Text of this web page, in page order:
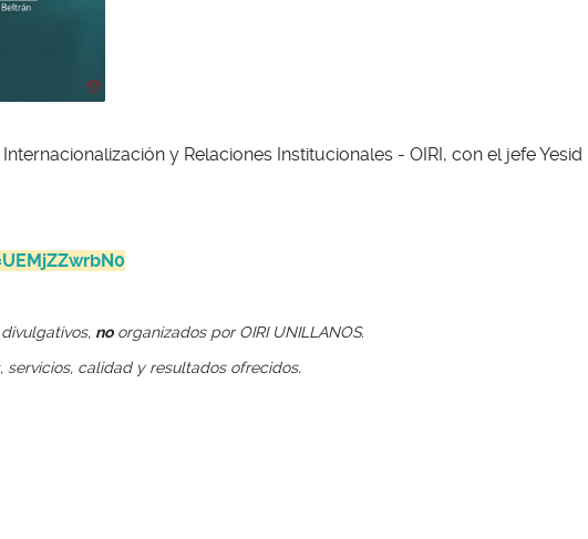
y Relaciones Institucionales - OIRI, con el jefe Yesid
noorganizados por OIRI UNILLANOS.
calidad y resultados ofrecidos.